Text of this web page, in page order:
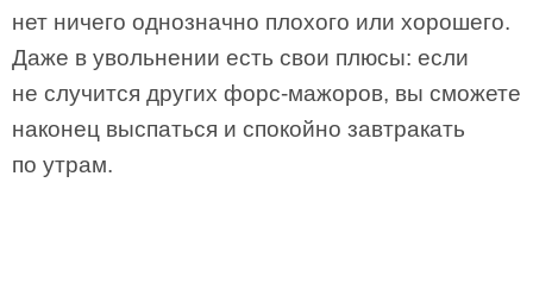
нет ничего однозначно плохого или хорошего.
Даже в увольнении есть свои плюсы: если
не случится других форс-мажоров, вы сможете
наконец выспаться и спокойно завтракать
по утрам.